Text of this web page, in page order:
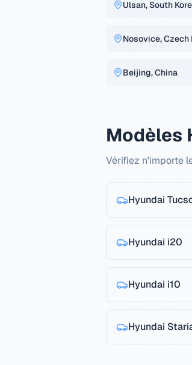
Ulsan, South
Nosovice,
Beijing, China
Modèles
Vérifiez n'importe
Hyundai
Hyundai i20
Hyundai i10
Hyundai